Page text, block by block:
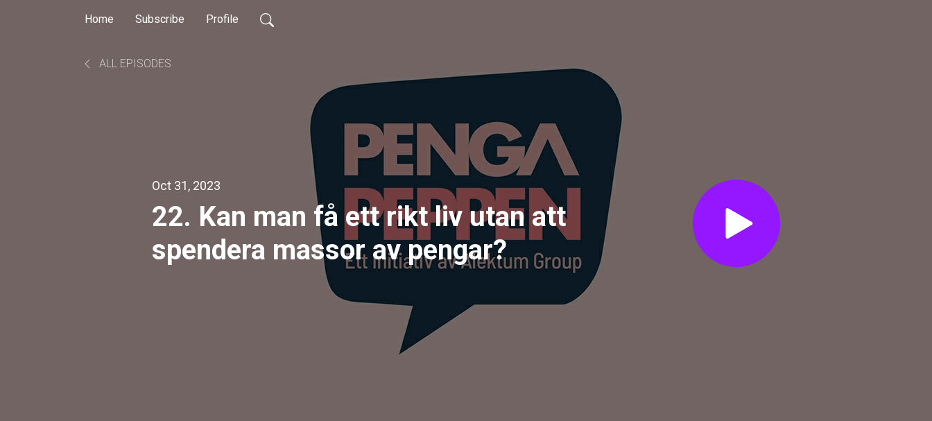
Home Subscribe Profile
ALL EPISODES
Oct 31, 2023
22. Kan man få ett rikt liv utan att
spendera massor av pengar?